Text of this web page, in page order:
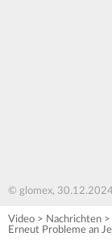
© glomex, 30.12.2024
Video > Nachrichten >
Erneut Probleme an